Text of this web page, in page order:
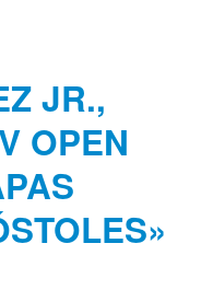
JR.,
OPEN